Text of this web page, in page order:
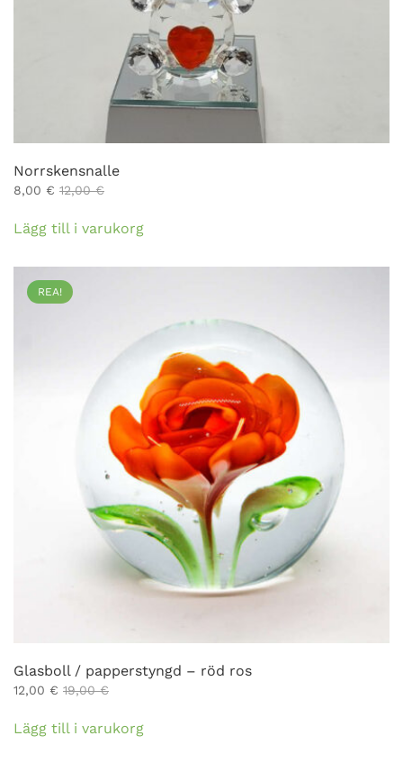
Norrskensnalle
8,00 € 12,00€
Lägg till i varukorg
REA!
Glasboll / papperstyngd – röd ros
12,00 € 19,00€
Lägg till i varukorg